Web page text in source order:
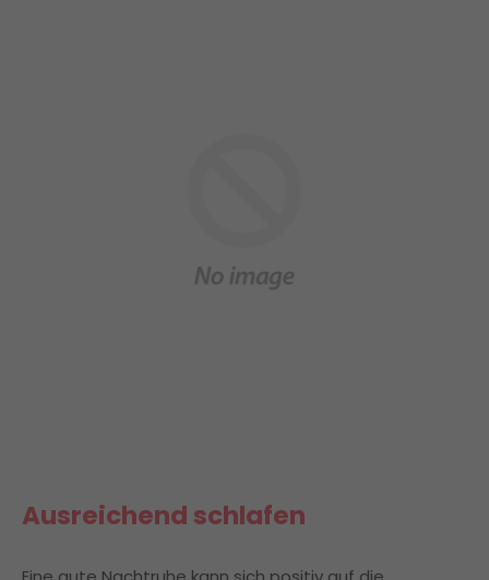
Ausreichend schlafen